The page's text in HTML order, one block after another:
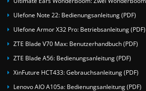
Ulefone Note 22: Bedienungsanleitung (PDF)
Ulefone Armor X32 Pro: Betriebsanleitung (PDF)
ZTE Blade V70 Max: Benutzerhandbuch (PDF)
ZTE Blade A56: Bedienungsanleitung (PDF)
XinFuture HCT433: Gebrauchsanleitung (PDF)
Lenovo AIO A105a: Bedienungsanleitung (PDF)